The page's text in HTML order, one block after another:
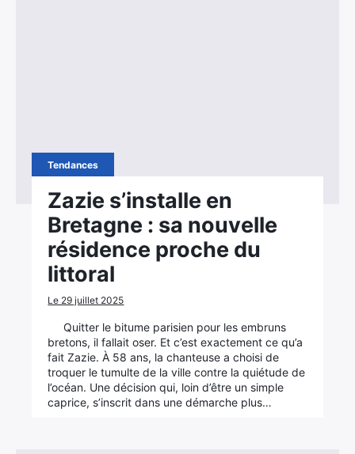
Tendances
Zazie s’installe en
Bretagne : sa nouvelle
résidence proche du
littoral
Le 29 juillet 2025
Quitter le bitume parisien pour les embruns
bretons, il fallait oser. Et c’est exactement ce qu’a
fait Zazie. À 58 ans, la chanteuse a choisi de
troquer le tumulte de la ville contre la quiétude de
l’océan. Une décision qui, loin d’être un simple
caprice, s’inscrit dans une démarche plus…